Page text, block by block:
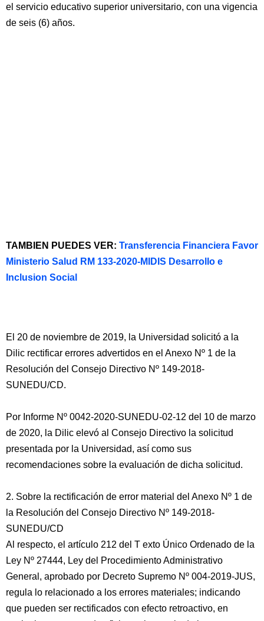
el servicio educativo superior universitario, con una vigencia
de seis (6) años.
TAMBIEN PUEDES VER: Transferencia Financiera Favor
Ministerio Salud RM 133-2020-MIDIS Desarrollo e
Inclusion Social
El 20 de noviembre de 2019, la Universidad solicitó a la
Dilic rectificar errores advertidos en el Anexo Nº 1 de la
Resolución del Consejo Directivo Nº 149-2018-
SUNEDU/CD.
Por Informe Nº 0042-2020-SUNEDU-02-12 del 10 de marzo
de 2020, la Dilic elevó al Consejo Directivo la solicitud
presentada por la Universidad, así como sus
recomendaciones sobre la evaluación de dicha solicitud.
2. Sobre la rectificación de error material del Anexo Nº 1 de
la Resolución del Consejo Directivo Nº 149-2018-
SUNEDU/CD
Al respecto, el artículo 212 del T exto Único Ordenado de la
Ley Nº 27444, Ley del Procedimiento Administrativo
General, aprobado por Decreto Supremo Nº 004-2019-JUS,
regula lo relacionado a los errores materiales; indicando
que pueden ser rectificados con efecto retroactivo, en